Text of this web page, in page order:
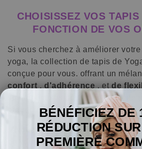
CHOISISSEZ VOS
FONCTION DE VOS
Si vous cherchez à améliorer
yoga, la collection de tapis de
conçue pour vous. offrant un
confort,d'adhérence , etde
sont optimisés pour tous types de
pratiquants.
NotreTapis de Yoga Épaisest
en vous offrant unesurface douce
BÉNÉFICIEZ DE
RÉDUCTION
PREMIÈRE